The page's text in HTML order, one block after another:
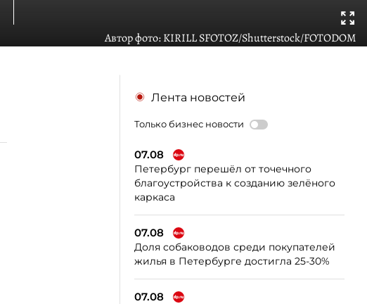
Автор фото:KIRILL SFOTOZ/Shutterstock/FOTODOM
Лента новостей
Только бизнес новости
07.08
Петербург перешёл от точечного
благоустройства к созданию зелёного
каркаса
07.08
Доля собаководов среди покупателей
жилья в Петербурге достигла 25-30%
07.08